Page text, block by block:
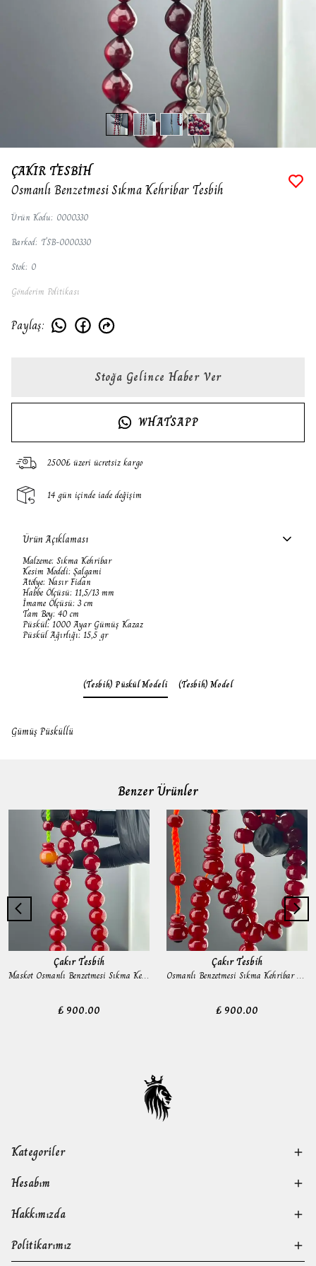
ÇAKIR TESBİH
Osmanlı Benzetmesi Sıkma Kehribar Tesbih
Ürün Kodu: 0000330
Barkod: TSB-0000330
Stok: 0
Gönderim Politikası
Paylaş:
Stoğa Gelince Haber Ver
WHATSAPP
2500₺ üzeri ücretsiz kargo
14 gün içinde iade değişim
Ürün Açıklaması
Malzeme: Sıkma Kehribar
Kesim Modeli: Şalgami
Atölye: Nasır Fidan
Habbe Ölçüsü: 11,5/13 mm
İmame Ölçüsü: 3 cm
Tam Boy: 40 cm
Püskül: 1000 Ayar Gümüş Kazaz
Püskül Ağırlığı: 15,5 gr
(Tesbih) Püskül Modeli (Tesbih) Model
Gümüş Püsküllü
Benzer Ürünler
Çakır Tesbih
Maskot Osmanlı Benzetmesi Sıkma Kehribar Tesbih
₺ 900.00
Çakır Tesbih
Osmanlı Benzetmesi Sıkma Kehribar Tesbih
₺ 900.00
Kategoriler
Hesabım
Hakkımızda
Politikarımız